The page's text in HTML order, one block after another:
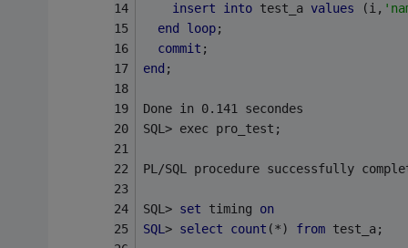
insert
into test_a values (i,
end
loop;
commit ;
end ;
Done in 0.141 secondes
SQL> exec pro_test;
PL/SQL procedure successfully
SQL> set timing on
SQL > select count (*) from test_a;